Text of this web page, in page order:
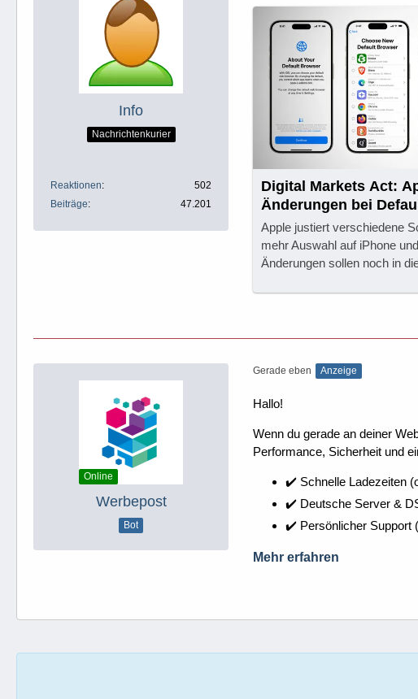
Info
Nachrichtenkurier
Reaktionen
502
Beiträge
47.201
Digital Markets Act:
Änderungen bei
Apple justiert verschiedene
mehr Auswahl auf iPhone
Änderungen sollen noch in
Online
Werbepost
Bot
Gerade eben Anzeige
Hallo!
Wenn du gerade an deiner
Performance, Sicherheit und
✔️ Schnelle Ladezeiten
✔️ Deutsche Server &
✔️ Persönlicher Support
Mehr erfahren